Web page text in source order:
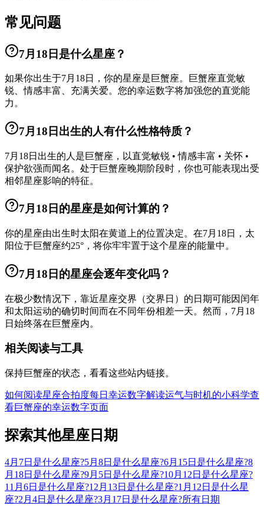
常见问题
7月18日是什么星座？
如果你出生于7月18日，你的星座是巨蟹座。巨蟹座直觉敏
锐、情感丰富、充满关爱。您的幸运数字将加强您的直觉能
力。
7月18日出生的人有什么性格特质？
7月18日出生的人是巨蟹座，以直觉敏锐 • 情感丰富 • 关怀 •
保护欲强而闻名。处于巨蟹座晚期阶段时，你也可能表现出受
相邻星座影响的特征。
7月18日的星座是如何计算的？
你的星座由出生时太阳在黄道上的位置决定。在7月18日，太
阳位于巨蟹座约25°，将你牢牢置于这个星座的能量中。
7月18日的星座会逐年变化吗？
在极少数情况下，靠近星座交界（交界日）的日期可能因闰年
和太阳运动的确切时间而在不同年份相差一天。然而，7月18
日始终落在巨蟹座内。
相关阅读与工具
保持巨蟹座的状态，看看这些站内链接。
如何阅读星座合拍度每日幸运数字解读运气与时机的小科学查
看巨蟹座的幸运数字页面
探索其他星座日期
4月7日是什么星座?5月8日是什么星座?6月15日是什么星座?8
月18日是什么星座?9月5日是什么星座?10月12日是什么星座?
11月6日是什么星座?12月13日是什么星座?1月12日是什么星
座?2月4日是什么星座?3月17日是什么星座?所有日期